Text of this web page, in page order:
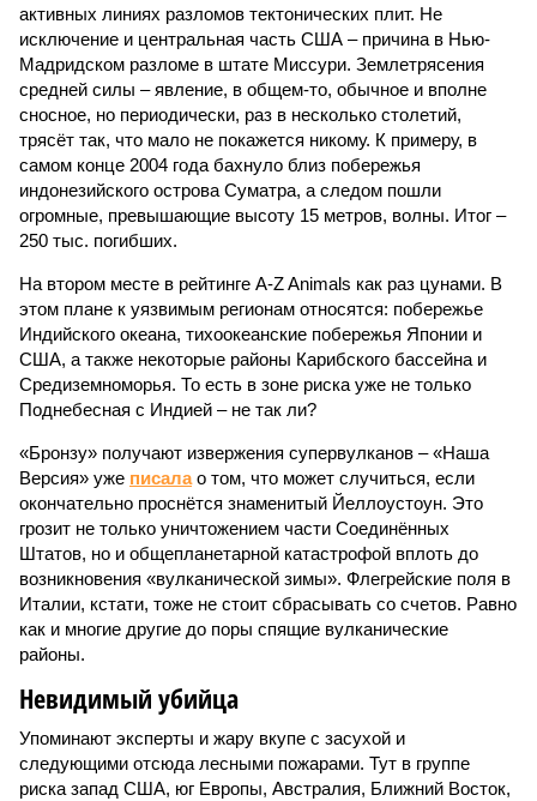
активных линиях разломов тектонических плит. Не
исключение и центральная часть США – причина в Нью-
Мадридском разломе в штате Миссури. Землетрясения
средней силы – явление, в общем-то, обычное и вполне
сносное, но периодически, раз в несколько столетий,
трясёт так, что мало не покажется никому. К примеру, в
самом конце 2004 года бахнуло близ побережья
индонезийского острова Суматра, а следом пошли
огромные, превышающие высоту 15 метров, волны. Итог –
250 тыс. погибших.
На втором месте в рейтинге A-Z Animals как раз цунами. В
этом плане к уязвимым регионам относятся: побережье
Индийского океана, тихо­океанские побережья Японии и
США, а также некоторые районы Карибского бассейна и
Средиземноморья. То есть в зоне риска уже не только
Поднебесная с Индией – не так ли?
«Бронзу» получают извержения супервулканов – «Наша
Версия» уже писалао том, что может случиться, если
окончательно проснётся знаменитый Йеллоустоун. Это
грозит не только уничтожением части Соединённых
Штатов, но и общепланетарной катастрофой вплоть до
возникновения «вулканической зимы». Флегрейские поля в
Италии, кстати, тоже не стоит сбрасывать со счетов. Равно
как и многие другие до поры спящие вулканические
районы.
Невидимый убийца
Упоминают эксперты и жару вкупе с засухой и
следующими отсюда лесными пожарами. Тут в группе
риска запад США, юг Европы, Австралия, Ближний Восток,